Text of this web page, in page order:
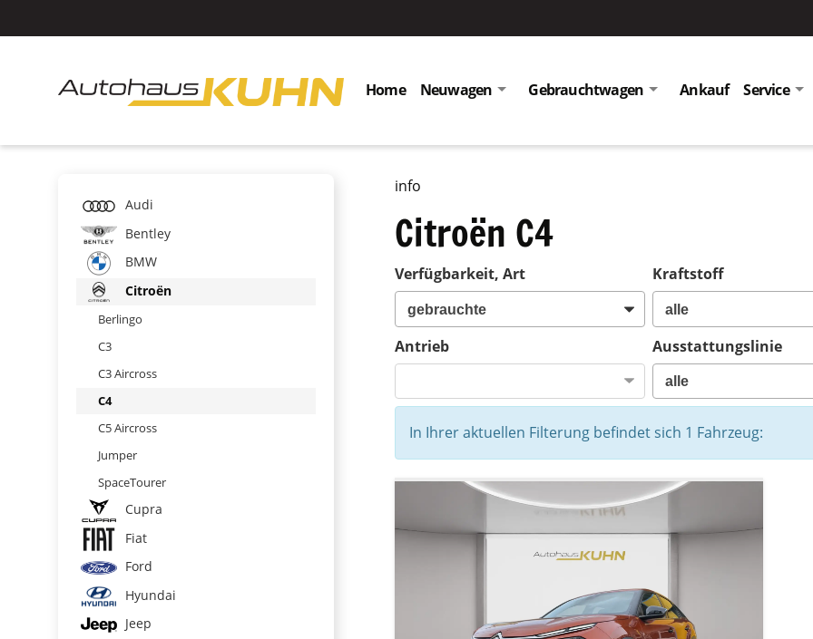
Home Neuwagen Gebrauchtwagen Ankauf Service
info
Citroën C4
Verfügbarkeit, Art Kraftstoff
Antrieb Ausstattungslinie
In Ihrer aktuellen Filterung befindet sich 1 Fahrzeug:
Audi
Bentley
BMW
Citroën
Berlingo
C3
C3 Aircross
C4
C5 Aircross
Jumper
SpaceTourer
Cupra
Fiat
Ford
Hyundai
Jeep